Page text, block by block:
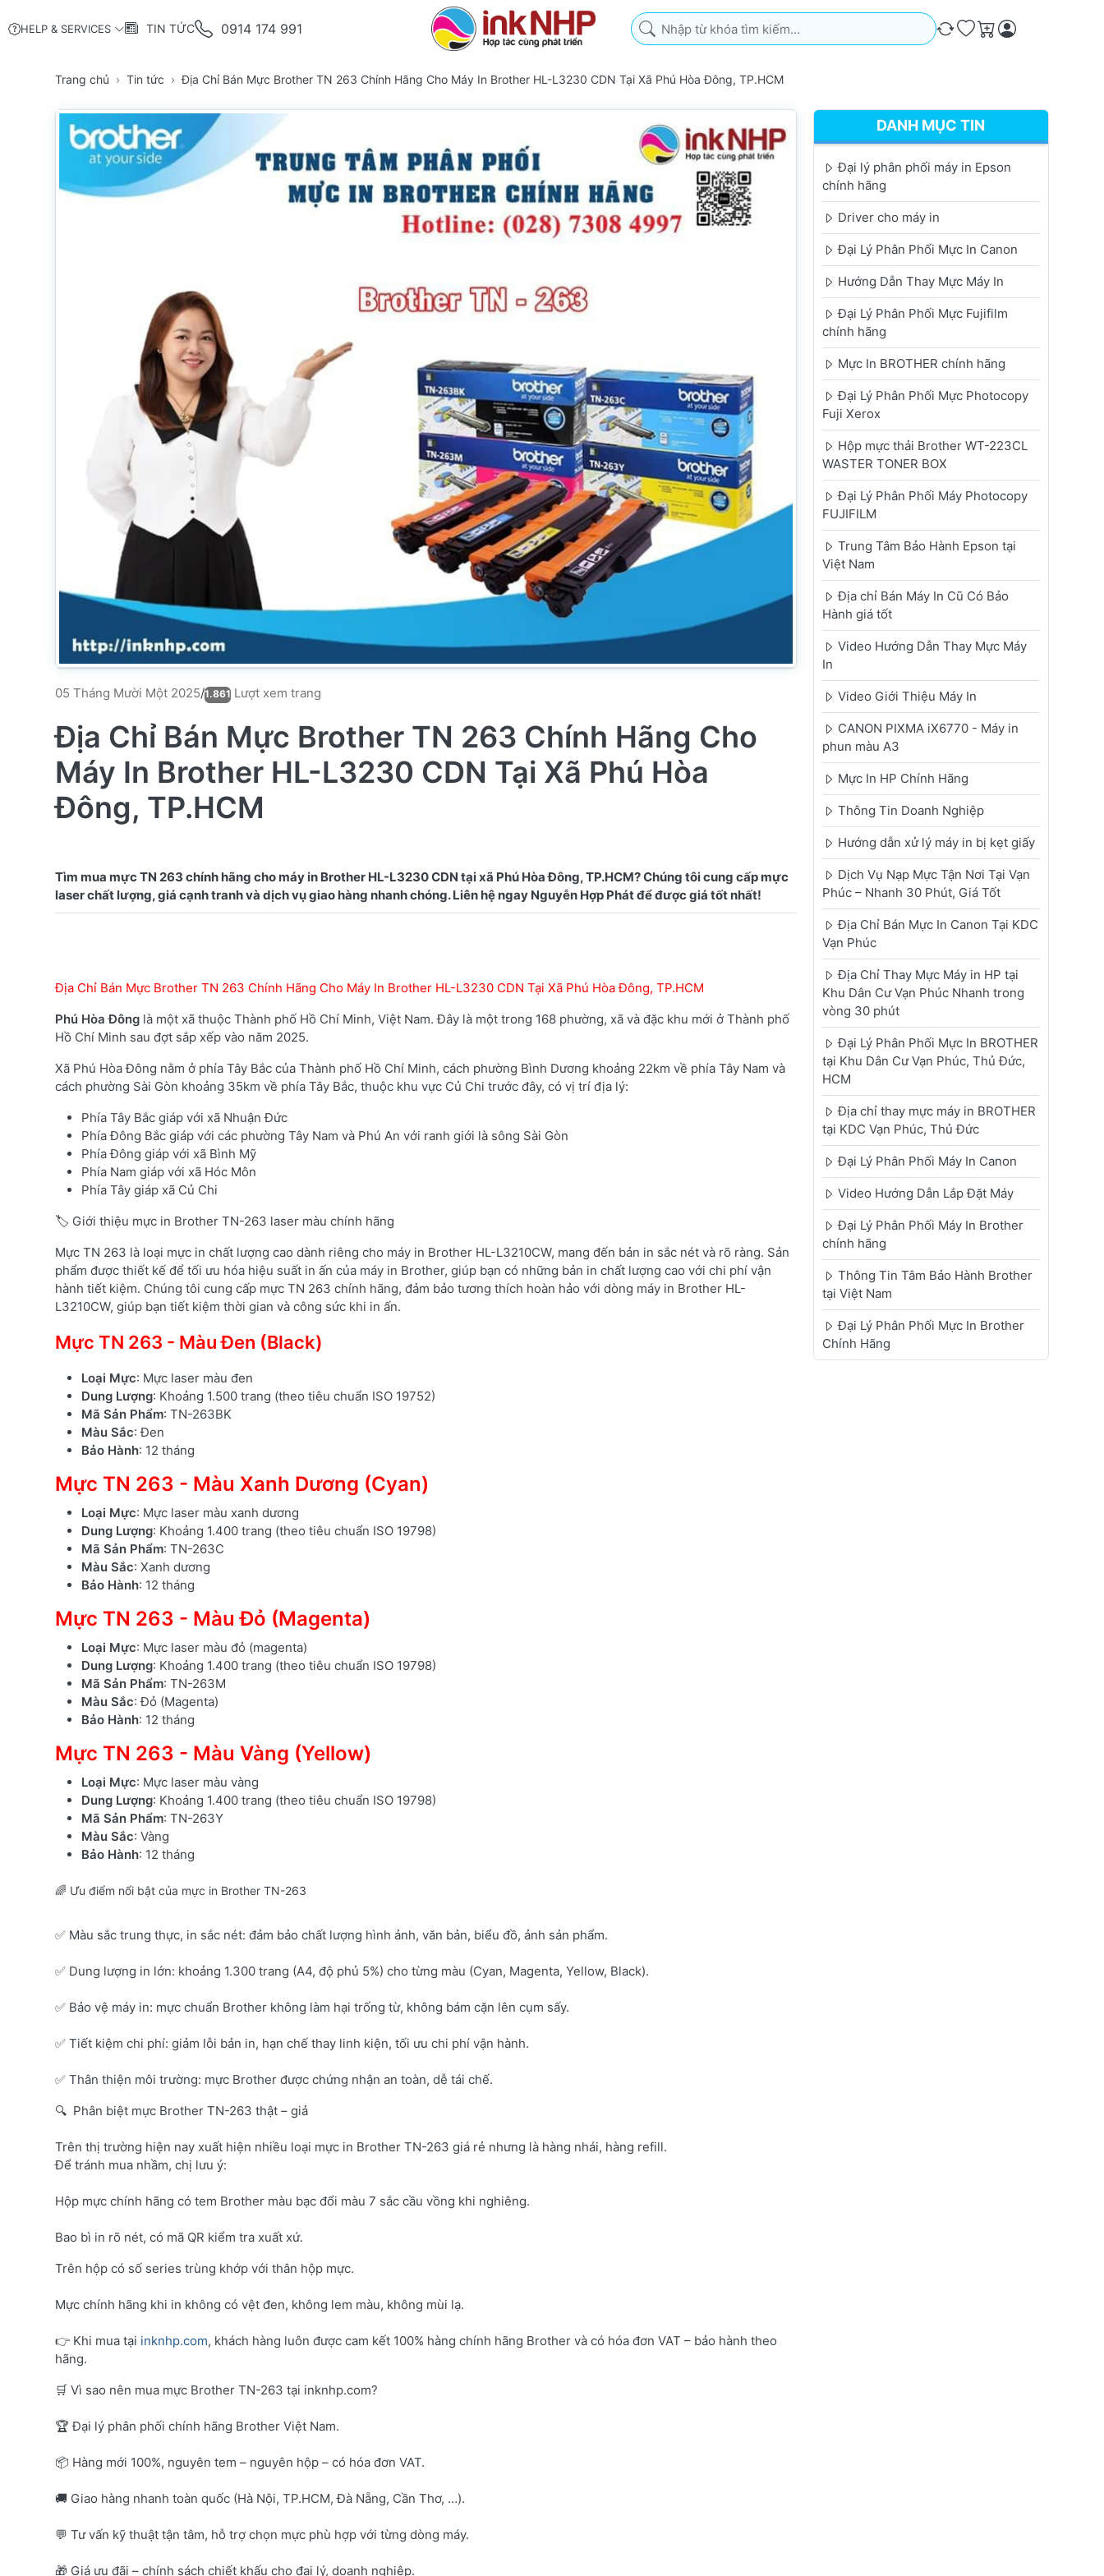
HELP & SERVICES TIN TỨC 0914 174 991
Nhập từ khóa tìm kiếm. Kết quả sẽ tự động xuất hiện khi bạn nhập. Nhấn phím
So sánh
Ưa thích
Giỏ hàng
Trang chủ Tin tức Địa Chỉ Bán Mực Brother TN 263 Chính Hãng Cho Máy In Brother HL-L3230 CDN Tại Xã Phú Hòa Đông, TP.HCM
05 Tháng Mười Một 2025/1.861 Lượt xem trang
Địa Chỉ Bán Mực Brother TN 263 Chính Hãng Cho
Máy In Brother HL-L3230 CDN Tại Xã Phú Hòa
Đông, TP.HCM
Tìm mua mực TN 263 chính hãng cho máy in Brother HL-L3230 CDN tại xã Phú Hòa Đông, TP.HCM? Chúng tôi cung cấp mực
Địa Chỉ Bán Mực Brother TN 263 Chính Hãng Cho Máy In Brother HL-L3230 CDN Tại Xã Phú Hòa Đông, TP.HCM
Phú Hòa Đông là một xã thuộc Thành phố Hồ Chí Minh, Việt Nam. Đây là một trong 168 phường, xã và đặc khu mới ở Thành phố
Hồ Chí Minh sau đợt sắp xếp vào năm 2025.
Xã Phú Hòa Đông nằm ở phía Tây Bắc của Thành phố Hồ Chí Minh, cách phường Bình Dương khoảng 22km về phía Tây Nam và
cách phường Sài Gòn khoảng 35km về phía Tây Bắc, thuộc khu vực Củ Chi trước đây, có vị trí địa lý:
Phía Tây Bắc giáp với xã Nhuận Đức
Phía Đông Bắc giáp với các phường Tây Nam và Phú An với ranh giới là sông Sài Gòn
Phía Đông giáp với xã Bình Mỹ
Phía Nam giáp với xã Hóc Môn
Phía Tây giáp xã Củ Chi
🏷️ Giới thiệu mực in Brother TN-263 laser màu chính hãng
Mực TN 263 là loại mực in chất lượng cao dành riêng cho máy in Brother HL-L3210CW, mang đến bản in sắc nét và rõ ràng. Sản
phẩm được thiết kế để tối ưu hóa hiệu suất in ấn của máy in Brother, giúp bạn có những bản in chất lượng cao với chi phí vận
hành tiết kiệm. Chúng tôi cung cấp mực TN 263 chính hãng, đảm bảo tương thích hoàn hảo với dòng máy in Brother HL-
L3210CW, giúp bạn tiết kiệm thời gian và công sức khi in ấn.
Mực TN 263 - Màu Đen (Black)
Loại Mực: Mực laser màu đen
Dung Lượng: Khoảng 1.500 trang (theo tiêu chuẩn ISO 19752)
Mã Sản Phẩm: TN-263BK
Màu Sắc: Đen
Bảo Hành: 12 tháng
Mực TN 263 - Màu Xanh Dương (Cyan)
Loại Mực: Mực laser màu xanh dương
Dung Lượng: Khoảng 1.400 trang (theo tiêu chuẩn ISO 19798)
Mã Sản Phẩm: TN-263C
Màu Sắc: Xanh dương
Bảo Hành: 12 tháng
Mực TN 263 - Màu Đỏ (Magenta)
Loại Mực: Mực laser màu đỏ (magenta)
Dung Lượng: Khoảng 1.400 trang (theo tiêu chuẩn ISO 19798)
Mã Sản Phẩm: TN-263M
Màu Sắc: Đỏ (Magenta)
Bảo Hành: 12 tháng
Mực TN 263 - Màu Vàng (Yellow)
Loại Mực: Mực laser màu vàng
Dung Lượng: Khoảng 1.400 trang (theo tiêu chuẩn ISO 19798)
Mã Sản Phẩm: TN-263Y
Màu Sắc: Vàng
Bảo Hành: 12 tháng
🌈 Ưu điểm nổi bật của mực in Brother TN-263
✅ Màu sắc trung thực, in sắc nét: đảm bảo chất lượng hình ảnh, văn bản, biểu đồ, ảnh sản phẩm.
✅ Dung lượng in lớn: khoảng 1.300 trang (A4, độ phủ 5%) cho từng màu (Cyan, Magenta, Yellow, Black).
✅ Bảo vệ máy in: mực chuẩn Brother không làm hại trống từ, không bám cặn lên cụm sấy.
✅ Tiết kiệm chi phí: giảm lỗi bản in, hạn chế thay linh kiện, tối ưu chi phí vận hành.
✅ Thân thiện môi trường: mực Brother được chứng nhận an toàn, dễ tái chế.
🔍 Phân biệt mực Brother TN-263 thật – giả
Trên thị trường hiện nay xuất hiện nhiều loại mực in Brother TN-263 giá rẻ nhưng là hàng nhái, hàng refill.
Để tránh mua nhầm, chị lưu ý:
Hộp mực chính hãng có tem Brother màu bạc đổi màu 7 sắc cầu vồng khi nghiêng.
Bao bì in rõ nét, có mã QR kiểm tra xuất xứ.
Trên hộp có số series trùng khớp với thân hộp mực.
Mực chính hãng khi in không có vệt đen, không lem màu, không mùi lạ.
👉 Khi mua tại inknhp.com, khách hàng luôn được cam kết 100% hàng chính hãng Brother và có hóa đơn VAT – bảo hành theo
hãng.
🛒 Vì sao nên mua mực Brother TN-263 tại inknhp.com?
🏆 Đại lý phân phối chính hãng Brother Việt Nam.
📦 Hàng mới 100%, nguyên tem – nguyên hộp – có hóa đơn VAT.
🚚 Giao hàng nhanh toàn quốc (Hà Nội, TP.HCM, Đà Nẵng, Cần Thơ, …).
💬 Tư vấn kỹ thuật tận tâm, hỗ trợ chọn mực phù hợp với từng dòng máy.
🎁 Giá ưu đãi – chính sách chiết khấu cho đại lý, doanh nghiệp.
DANH MỤC TIN
Đại lý phân phối máy in Epson
chính hãng
Driver cho máy in
Đại Lý Phân Phối Mực In Canon
Hướng Dẫn Thay Mực Máy In
Đại Lý Phân Phối Mực Fujifilm
chính hãng
Mực In BROTHER chính hãng
Đại Lý Phân Phối Mực Photocopy
Fuji Xerox
Hộp mực thải Brother WT-223CL
WASTER TONER BOX
Đại Lý Phân Phối Máy Photocopy
FUJIFILM
Trung Tâm Bảo Hành Epson tại
Việt Nam
Địa chỉ Bán Máy In Cũ Có Bảo
Hành giá tốt
Video Hướng Dẫn Thay Mực Máy
In
Video Giới Thiệu Máy In
CANON PIXMA iX6770 - Máy in
phun màu A3
Mực In HP Chính Hãng
Thông Tin Doanh Nghiệp
Hướng dẫn xử lý máy in bị kẹt giấy
Dịch Vụ Nạp Mực Tận Nơi Tại Vạn
Phúc – Nhanh 30 Phút, Giá Tốt
Địa Chỉ Bán Mực In Canon Tại KDC
Vạn Phúc
Địa Chỉ Thay Mực Máy in HP tại
Khu Dân Cư Vạn Phúc Nhanh trong
vòng 30 phút
Đại Lý Phân Phối Mực In BROTHER
tại Khu Dân Cư Vạn Phúc, Thủ Đức,
HCM
Địa chỉ thay mực máy in BROTHER
tại KDC Vạn Phúc, Thủ Đức
Đại Lý Phân Phối Máy In Canon
Video Hướng Dẫn Lắp Đặt Máy
Đại Lý Phân Phối Máy In Brother
chính hãng
Thông Tin Tâm Bảo Hành Brother
tại Việt Nam
Đại Lý Phân Phối Mực In Brother
Chính Hãng